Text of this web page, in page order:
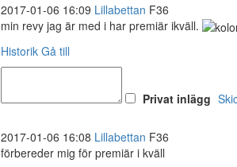
2017-01-06 16:09 Lillabettan F36
min revy jag är med i har premiär ikväll.
Historik Gå till
Privat inlägg
2017-01-06 16:08 Lillabettan F36
förbereder mig för premiär i kväll